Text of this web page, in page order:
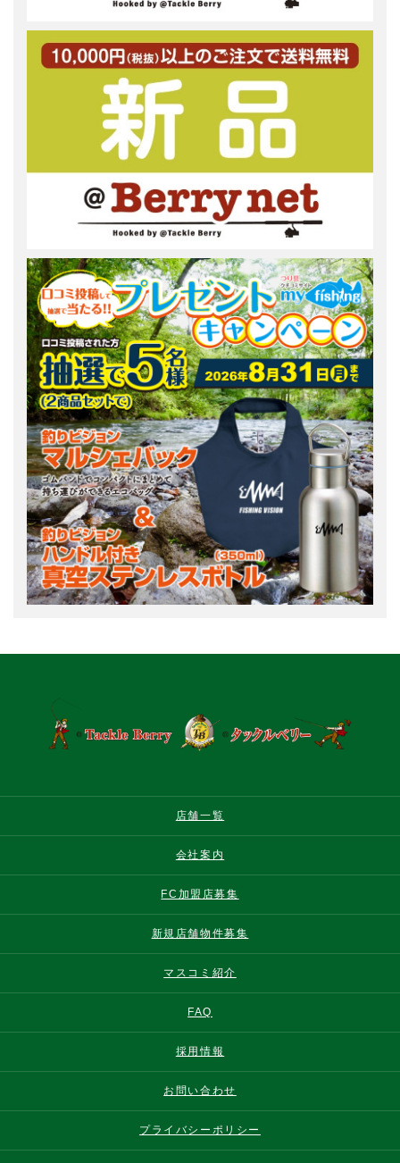
店舗一覧
会社案内
FC加盟店募集
新規店舗物件募集
マスコミ紹介
FAQ
採用情報
お問い合わせ
プライバシーポリシー